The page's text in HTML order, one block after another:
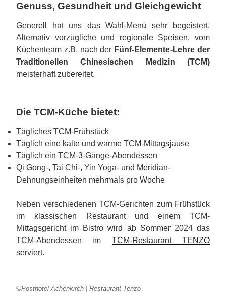
Genuss, Gesundheit und Gleichgewicht
Generell hat uns das Wahl-Menü sehr begeistert.
Alternativ vorzügliche und regionale Speisen, vom
Küchenteam z.B. nach der Fünf-Elemente-Lehre der
Traditionellen Chinesischen Medizin (TCM)
meisterhaft zubereitet.
Die TCM-Küche bietet:
Tägliches TCM-Frühstück
Täglich eine kalte und warme TCM-Mittagsjause
Täglich ein TCM-3-Gänge-Abendessen
Qi Gong-, Tai Chi-, Yin Yoga- und Meridian-
Dehnungseinheiten mehrmals pro Woche
Neben verschiedenen TCM-Gerichten zum Frühstück
im klassischen Restaurant und einem TCM-
Mittagsgericht im Bistro wird ab Sommer 2024 das
TCM-Abendessen im TCM-Restaurant TENZO
serviert.
©Posthotel Achenkirch | Restaurant Tenzo